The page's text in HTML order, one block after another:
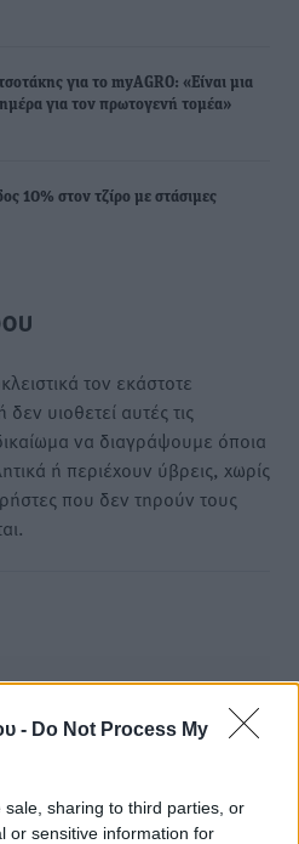
- Do Not Process My
sharing to third parties, or
or sensitive information for
για το myAGRO: «Είναι μια
για τον πρωτογενή τομέα»
10% στον τζίρο με στάσιμες
τον εκάστοτε
υιοθετεί αυτές τις
να διαγράψουμε όποια
ή περιέχουν ύβρεις, χωρίς
που δεν τηρούν τους
όλα τα πεδία για την
Email